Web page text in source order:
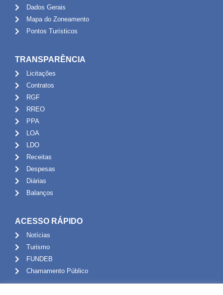
Dados Gerais
Mapa do Zoneamento
Pontos Turísticos
TRANSPARÊNCIA
Licitações
Contratos
RGF
RREO
PPA
LOA
LDO
Receitas
Despesas
Diárias
Balanços
ACESSO RÁPIDO
Notícias
Turismo
FUNDEB
Chamamento Público